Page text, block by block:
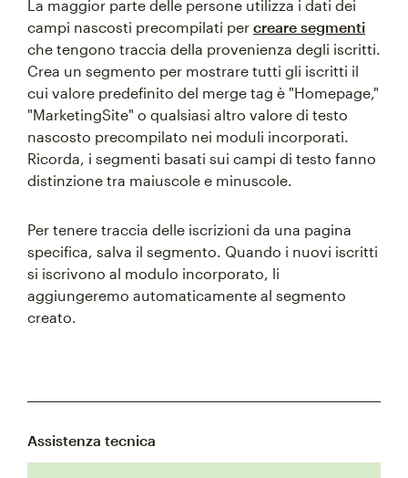
La maggior parte delle persone utilizza i dati dei
campi nascosti precompilati per creare segmenti
che tengono traccia della provenienza degli iscritti.
Crea un segmento per mostrare tutti gli iscritti il
cui valore predefinito del merge tag è "Homepage,"
"MarketingSite" o qualsiasi altro valore di testo
nascosto precompilato nei moduli incorporati.
Ricorda, i segmenti basati sui campi di testo fanno
distinzione tra maiuscole e minuscole.
Per tenere traccia delle iscrizioni da una pagina
specifica, salva il segmento. Quando i nuovi iscritti
si iscrivono al modulo incorporato, li
aggiungeremo automaticamente al segmento
creato.
Assistenza tecnica